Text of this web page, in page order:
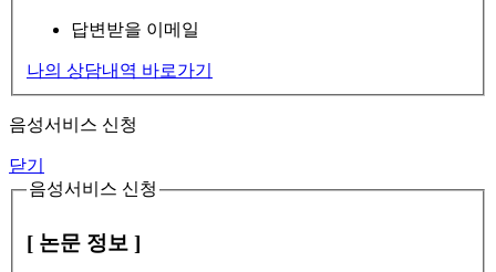
답변받을 이메일
나의 상담내역 바로가기
음성서비스 신청
닫기
음성서비스 신청
[ 논문 정보 ]